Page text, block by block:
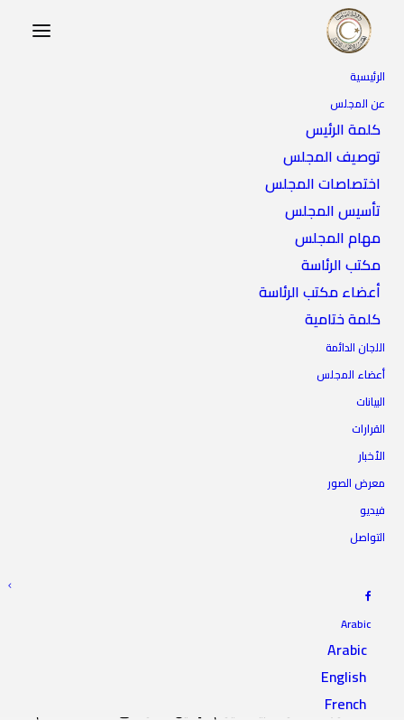
الرئيسية
عن المجلس
كلمة الرئيس
توصيف المجلس
اختصاصات المجلس
تأسيس المجلس
مهام المجلس
مكتب الرئاسة
أعضاء مكتب الرئاسة
كلمة ختامية
اللجان الدائمة
أعضاء المجلس
البيانات
القرارات
الأخبار
معرض الصور
فيديو
التواصل
Arabic
Arabic
English
French
يحضر اجتماعا لمناقشة كارثة
حضر السيد النائب الأول لرئيس المجلس الأعلى للدولة